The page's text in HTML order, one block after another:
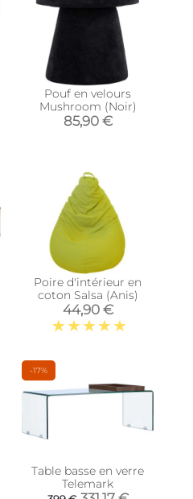
Pouf en velours
Mushroom (Noir)
85,90 €
Poire d'intérieur en
coton Salsa (Anis)
44,90 €
-17%
Table basse en verre
Telemark